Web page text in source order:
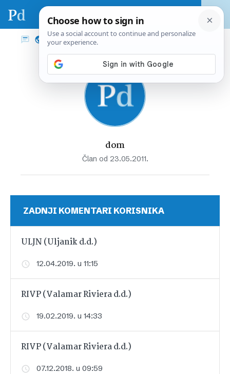
dom
Član od 23.05.2011.
ZADNJI KOMENTARI KORISNIKA
ULJN (Uljanik d.d.)
12.04.2019. u 11:15
RIVP (Valamar Riviera d.d.)
19.02.2019. u 14:33
RIVP (Valamar Riviera d.d.)
07.12.2018. u 09:59